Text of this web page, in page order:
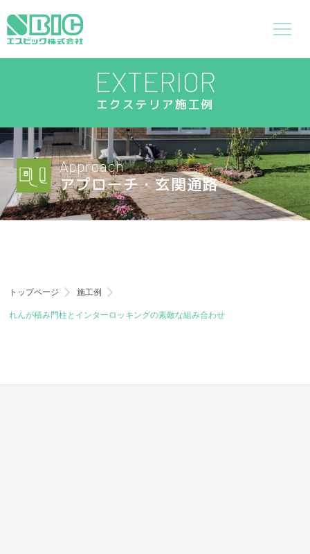
EXTERIOR
エクステリア施工例
Approach
アプローチ・玄関通路
トップページ 施工例
れんが積み門柱とインターロッキングの素敵な組み合わせ